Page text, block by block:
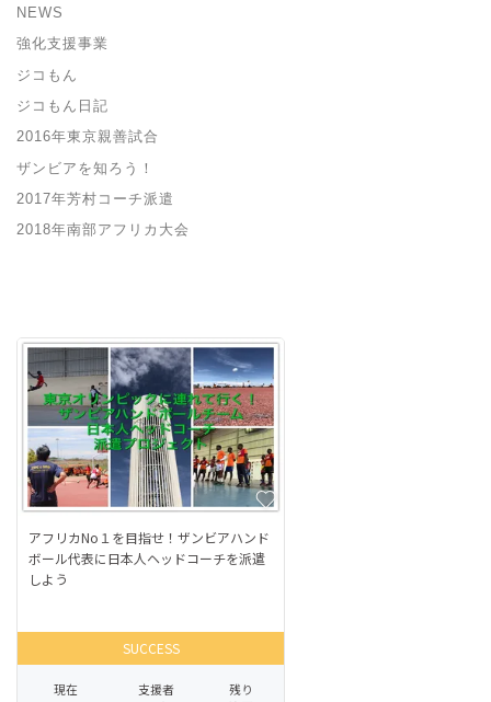
NEWS
強化支援事業
ジコもん
ジコもん日記
2016年東京親善試合
ザンビアを知ろう！
2017年芳村コーチ派遣
2018年南部アフリカ大会